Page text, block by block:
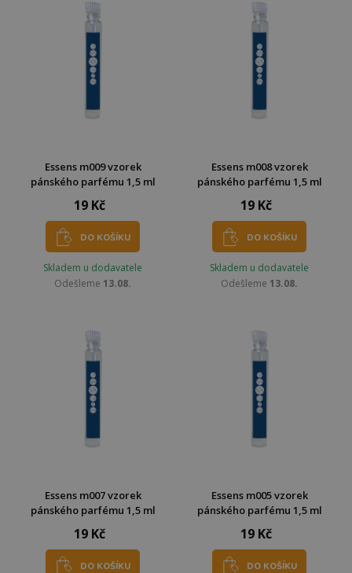
Essens m009 vzorek
pánského parfému 1,5 ml
19 Kč
DO KOŠÍKU
Skladem u dodavatele
Odešleme 13.08.
Essens m008 vzorek
pánského parfému 1,5 ml
19 Kč
DO KOŠÍKU
Skladem u dodavatele
Odešleme 13.08.
Essens m007 vzorek
pánského parfému 1,5 ml
19 Kč
DO KOŠÍKU
Essens m005 vzorek
pánského parfému 1,5 ml
19 Kč
DO KOŠÍKU